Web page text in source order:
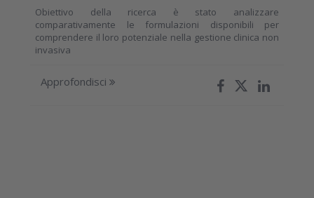
Obiettivo della ricerca è stato analizzare
comparativamente le formulazioni disponibili per
comprendere il loro potenziale nella gestione clinica non
invasiva
Approfondisci